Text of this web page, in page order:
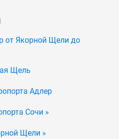
от Якорной Щели до
Щель
Адлер
Сочи »
Щели »